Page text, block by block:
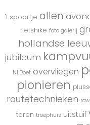
't spoortje allen
fietshike foto galerij
hollandse
jubileum
NLDoet overvliegen
pionieren
routetechnieken
toren troephuis uitstuif